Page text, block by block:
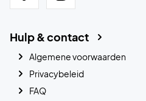
Hulp & contact
Algemene voorwaarden
Privacybeleid
FAQ